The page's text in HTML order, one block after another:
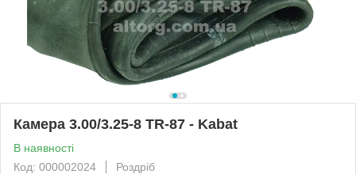
Камера 3.00/3.25-8 TR-87 - Kabat
В наявності
Код: 000002024
Роздріб